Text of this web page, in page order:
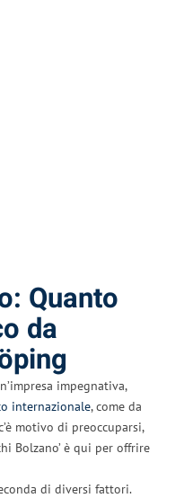
Quanto
da
impegnativa,
internazionale, come da
motivo di preoccuparsi,
Bolzano’ è qui per offrire
di diversi fattori.